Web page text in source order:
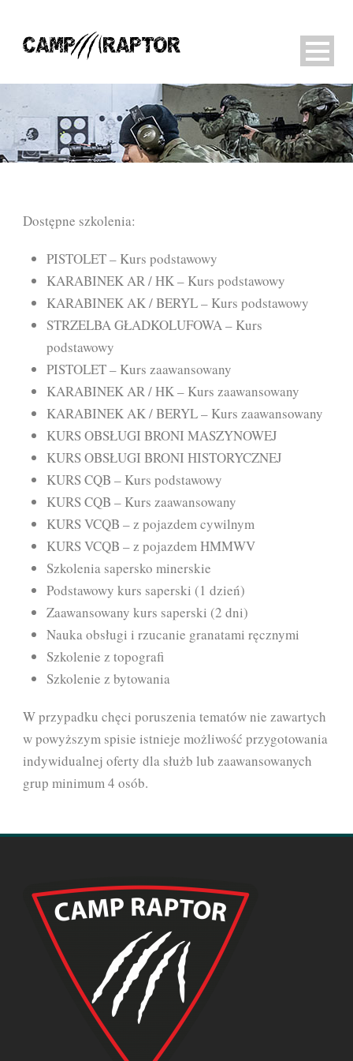
Dostępne szkolenia:
PISTOLET – Kurs podstawowy
KARABINEK AR / HK – Kurs podstawowy
KARABINEK AK / BERYL – Kurs podstawowy
STRZELBA GŁADKOLUFOWA – Kurs
podstawowy
PISTOLET – Kurs zaawansowany
KARABINEK AR / HK – Kurs zaawansowany
KARABINEK AK / BERYL – Kurs zaawansowany
KURS OBSŁUGI BRONI MASZYNOWEJ
KURS OBSŁUGI BRONI HISTORYCZNEJ
KURS CQB – Kurs podstawowy
KURS CQB – Kurs zaawansowany
KURS VCQB – z pojazdem cywilnym
KURS VCQB – z pojazdem HMMWV
Szkolenia sapersko minerskie
Podstawowy kurs saperski (1 dzień)
Zaawansowany kurs saperski (2 dni)
Nauka obsługi i rzucanie granatami ręcznymi
Szkolenie z topografi
Szkolenie z bytowania
W przypadku chęci poruszenia tematów nie zawartych
w powyższym spisie istnieje możliwość przygotowania
indywidualnej oferty dla służb lub zaawansowanych
grup minimum 4 osób.